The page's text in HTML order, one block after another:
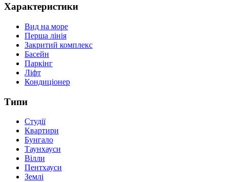
Характеристики
Вид на море
Перша лінія
Закритий комплекс
Басейн
Паркінг
Ліфт
Кондиціонер
Типи
Студії
Квартири
Бунгало
Таунхауси
Вілли
Пентхауси
Землі